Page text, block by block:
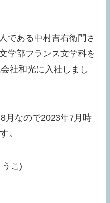
である中村吉右衛門さ
学部フランス文学科を
社和光に入社しまし
月なので2023年7月時
。
こ)